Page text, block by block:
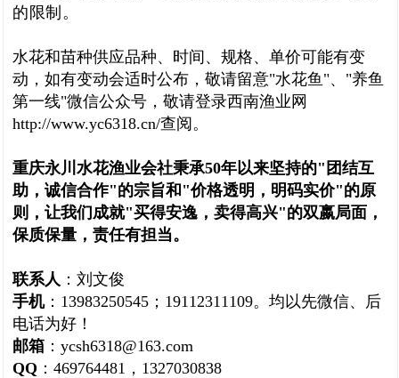
的限制。
水花和苗种供应品种、时间、规格、单价可能有变
动，如有变动会适时公布，敬请留意"水花鱼"、"养鱼
第一线"微信公众号，敬请登录西南渔业网
http://www.yc6318.cn/查阅。
重庆永川水花渔业会社秉承50年以来坚持的"团结互
助，诚信合作"的宗旨和"价格透明，明码实价"的原
则，让我们成就"买得安逸，卖得高兴"的双嬴局面，
保质保量，责任有担当。
联系人 ：刘文俊
手机：13983250545；19112311109。均以先微信、后
电话为好！
邮箱 ：ycsh6318@163.com
QQ ：469764481，1327030838